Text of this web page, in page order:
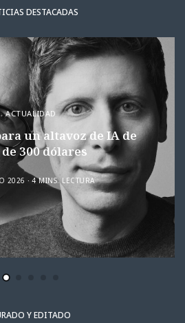
DESTACADAS
ACTUALIDAD
un altavoz de IA de
300 dólares
2026 4 MINS. LECTURA
Y EDITADO